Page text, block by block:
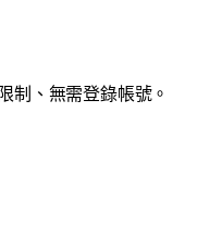
制、無需登錄帳號。